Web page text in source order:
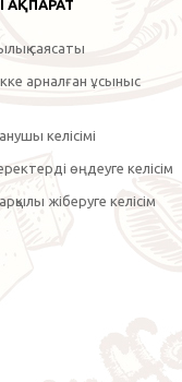
АҚПАРАТ
саясаты
арналған ұсыныс
келісімі
өңдеуге келісім
жіберуге келісім